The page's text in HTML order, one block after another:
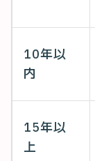
10年以
内
15年以
上